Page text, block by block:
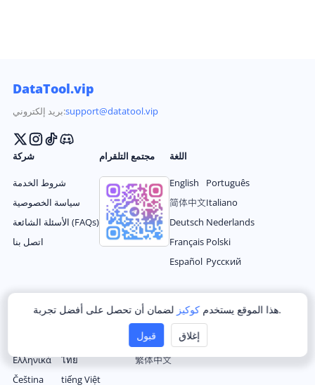
DataTool.vip
بريد إلكتروني:support@datatool.vip
شركة
شروط الخدمة
سياسة الخصوصية
الأسئلة الشائعة (FAQs)
اتصل بنا
مجتمع التلقرام اللغة
English
简体中文
Deutsch
Français
Español
Português
Italiano
Nederlands
Polski
Русский
Ελληνικά
Čeština
Türkçe
Bahasa Indonesia
ไทย
tiếng Việt
한국어
العربية
日本语
繁体中文
هذا الموقع يستخدمكوكيز
لضمان أن تحصل على أفضل تجربة.
قبول
إغلاق